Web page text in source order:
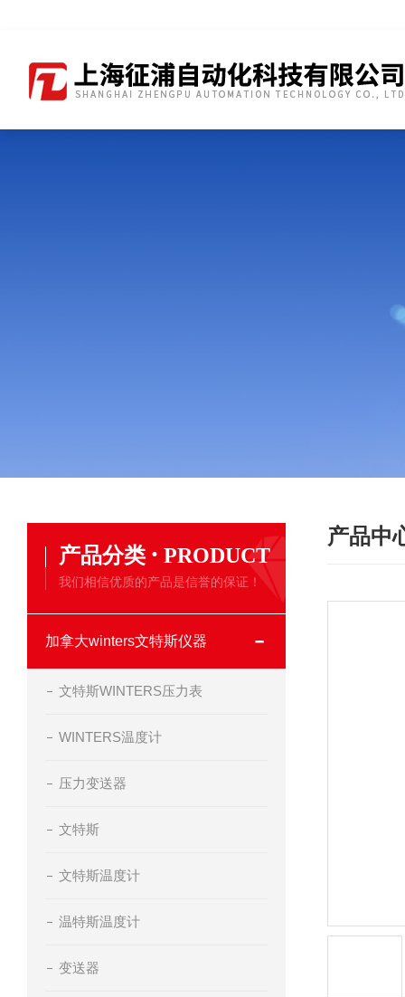
产品中
产品分类 · PRODUCT
我们相信优质的产品是信誉的保证！
加拿大winters文特斯仪器
文特斯WINTERS压力表
WINTERS温度计
压力变送器
文特斯
文特斯温度计
温特斯温度计
变送器